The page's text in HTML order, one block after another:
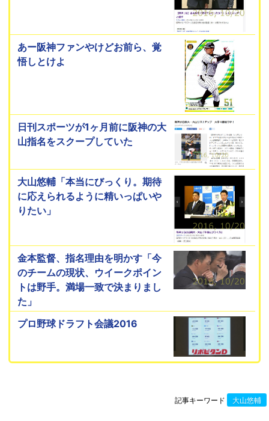
あー阪神ファンやけどお前ら、覚
悟しとけよ
日刊スポーツが1ヶ月前に阪神の大
山指名をスクープしていた
大山悠輔「本当にびっくり。期待
に応えられるように精いっぱいや
りたい」
金本監督、指名理由を明かす「今
のチームの現状、ウイークポイン
トは野手。満場一致で決まりまし
た」
プロ野球ドラフト会議2016
記事キーワード 大山悠輔